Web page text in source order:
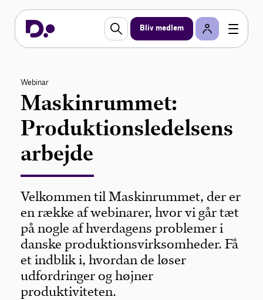
Bliv medlem
Webinar
Maskinrummet:
Produktionsledelsens
arbejde
Velkommen til Maskinrummet, der er
en række af webinarer, hvor vi går tæt
på nogle af hverdagens problemer i
danske produktionsvirksomheder. Få
et indblik i, hvordan de løser
udfordringer og højner
produktiviteten.